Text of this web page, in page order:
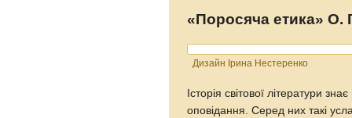
«Поросяча етика» О.
Дизайн Ірина Нестеренко
Історія світової літератури
оповідання. Серед них такі